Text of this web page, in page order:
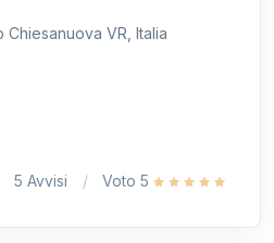
Chiesanuova VR, Italia
5 Avvisi Voto 5